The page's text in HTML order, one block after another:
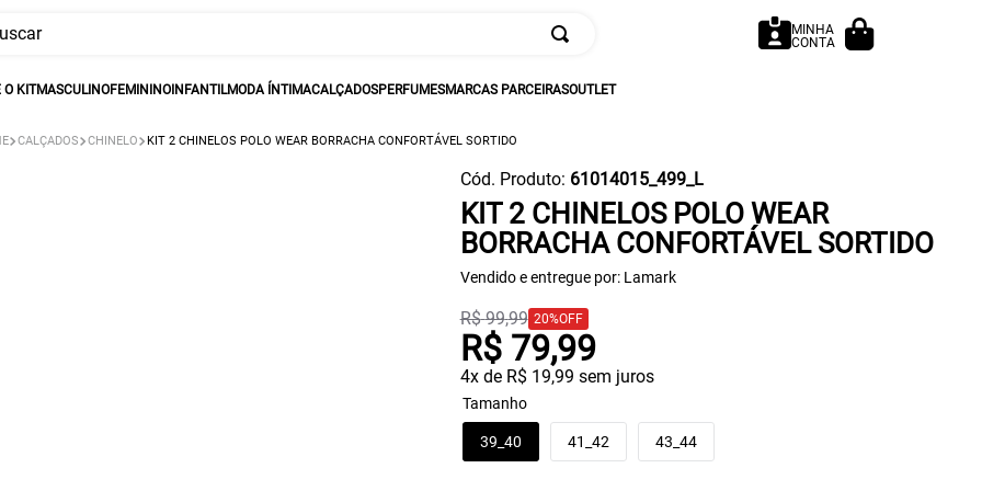
MINHA
CONTA
O KITMASCULINOFEMININOINFANTILMODA ÍNTIMACALÇADOSPERFUMESMARCAS PARCEIRASOUTLET
CALÇADOS CHINELO KIT 2 CHINELOS POLO WEAR BORRACHA CONFORTÁVEL SORTIDO
Cód. Produto: 61014015_499_L
KIT 2 CHINELOS POLO WEAR
BORRACHA CONFORTÁVEL SORTIDO
Vendido e entregue por: Lamark
R$ 99,99 20%OFF
R$ 79,99
4x de R$ 19,99 sem juros
Tamanho
39_40 41_42 43_44